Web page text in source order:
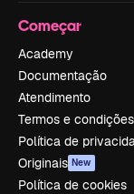
Começar
Academy
Documentação
Atendimento
Termos e condições
Política de
Originais New
Política de cookies